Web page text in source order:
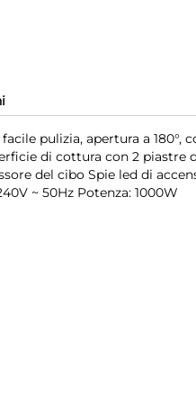
pulizia, apertura a
di cottura con 2 piastre
del cibo Spie led di
~ 50Hz Potenza: 1000W